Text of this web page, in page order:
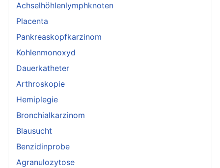
Achselhöhlenlymphknoten
Placenta
Pankreaskopfkarzinom
Kohlenmonoxyd
Dauerkatheter
Arthroskopie
Hemiplegie
Bronchialkarzinom
Blausucht
Benzidinprobe
Agranulozytose